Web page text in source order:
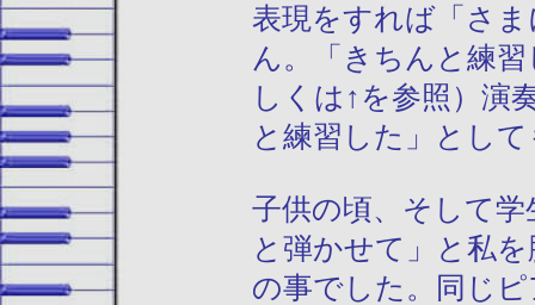
表現をすれば「さ
ん。「きちんと練
しくは↑を参照）演
と練習した」とし
子供の頃、そして
と弾かせて」と私
の事でした。同じ